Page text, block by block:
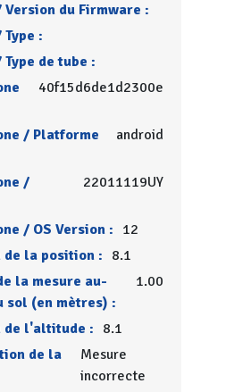
du Firmware :
:
de tube :
40f15d6de1d2300e
/ Platforme
android
/
22011119UY
/ OS Version :
12
de la position : 8.1
la mesure au-
sol (en mètres) :
1.00
de l'altitude : 8.1
de la
Mesure
incorrecte